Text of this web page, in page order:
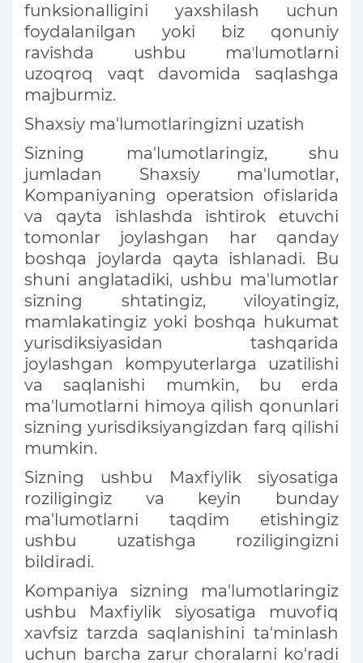
funksionalligini yaxshilash uchun
foydalanilgan yoki biz qonuniy
ravishda ushbu maʼlumotlarni
uzoqroq vaqt davomida saqlashga
majburmiz.
Shaxsiy ma'lumotlaringizni uzatish
Sizning ma'lumotlaringiz, shu
jumladan Shaxsiy ma'lumotlar,
Kompaniyaning operatsion ofislarida
va qayta ishlashda ishtirok etuvchi
tomonlar joylashgan har qanday
boshqa joylarda qayta ishlanadi. Bu
shuni anglatadiki, ushbu ma'lumotlar
sizning shtatingiz, viloyatingiz,
mamlakatingiz yoki boshqa hukumat
yurisdiksiyasidan tashqarida
joylashgan kompyuterlarga uzatilishi
va saqlanishi mumkin, bu erda
ma'lumotlarni himoya qilish qonunlari
sizning yurisdiksiyangizdan farq qilishi
mumkin.
Sizning ushbu Maxfiylik siyosatiga
roziligingiz va keyin bunday
ma'lumotlarni taqdim etishingiz
ushbu uzatishga roziligingizni
bildiradi.
Kompaniya sizning ma'lumotlaringiz
ushbu Maxfiylik siyosatiga muvofiq
xavfsiz tarzda saqlanishini ta'minlash
uchun barcha zarur choralarni ko'radi